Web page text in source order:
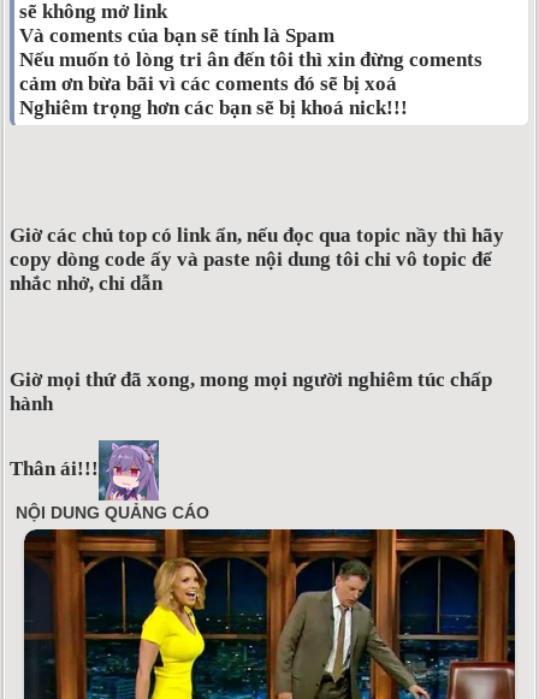
sẽ không mở link
Và coments của bạn sẽ tính là Spam
Nếu muốn tỏ lòng tri ân đến tôi thì xin đừng coments
cảm ơn bừa bãi vì các coments đó sẽ bị xoá
Nghiêm trọng hơn các bạn sẽ bị khoá nick!!!
Giờ các chủ top có link ẩn, nếu đọc qua topic nầy thì hãy
copy dòng code ấy và paste nội dung tôi chỉ vô topic để
nhắc nhở, chỉ dẫn
Giờ mọi thứ đã xong, mong mọi người nghiêm túc chấp
hành
Thân ái!!!